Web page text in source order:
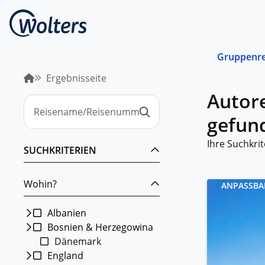
Ergebnisseite
SUCHKRITERIEN
Wohin?
Albanien
Bosnien & Herzegowina
Dänemark
England
Ihre